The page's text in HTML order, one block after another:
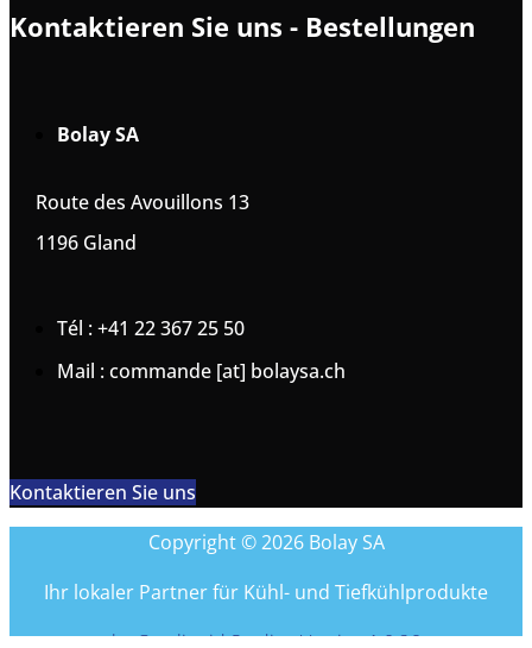
Kontaktieren Sie uns - Bestellungen
Bolay SA
Route des Avouillons 13
1196 Gland
Tél : +41 22 367 25 50
Mail : commande [at] bolaysa.ch
Kontaktieren Sie uns
Copyright © 2026 Bolay SA
Ihr lokaler Partner für Kühl- und Tiefkühlprodukte
by Coreliquid Studio - Version 1.0.26